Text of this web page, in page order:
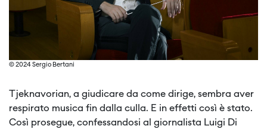
© 2024 Sergio Bertani
Tjeknavorian, a giudicare da come dirige, sembra aver
respirato musica fin dalla culla. E in effetti così è stato.
Così prosegue, confessandosi al giornalista Luigi Di